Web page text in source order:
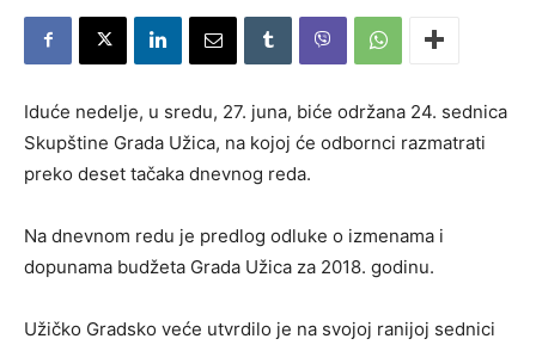
Iduće nedelje, u sredu, 27. juna, biće održana 24. sednica
Skupštine Grada Užica, na kojoj će odbornci razmatrati
preko deset tačaka dnevnog reda.
Na dnevnom redu je predlog odluke o izmenama i
dopunama budžeta Grada Užica za 2018. godinu.
Užičko Gradsko veće utvrdilo je na svojoj ranijoj sednici